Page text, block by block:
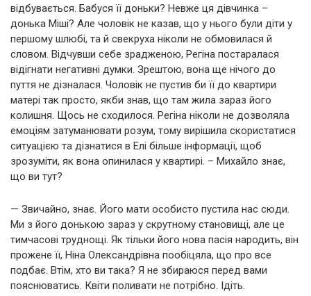
відбувається. Бабуся її доньки? Невже ця дівчинка –
донька Міші? Але чоловік не казав, що у нього були діти у
першому шлюбі, та й свекруха ніколи не обмовилася й
словом. Відчувши себе зрадженою, Регіна постаралася
відігнати негативні думки. Зрештою, вона ще нічого до
пуття не дізналася. Чоловік не пустив би її до квартири
матері так просто, якби знав, що там жила зараз його
колишня. Щось не сходилося. Регіна ніколи не дозволяла
емоціям затуманювати розум, тому вирішила скористатися
ситуацією та дізнатися в Елі більше інформації, щоб
зрозуміти, як вона опинилася у квартирі. – Михайло знає,
що ви тут?
— Звичайно, знає. Його мати особисто пустила нас сюди.
Ми з його донькою зараз у скрутному становищі, але це
тимчасові труднощі. Як тільки його нова пасія народить, він
прожене її, Ніна Олександрівна пообіцяла, що про все
подбає. Втім, хто ви така? Я не збираюся перед вами
пояснюватись. Квіти поливати не потрібно. Ідіть.